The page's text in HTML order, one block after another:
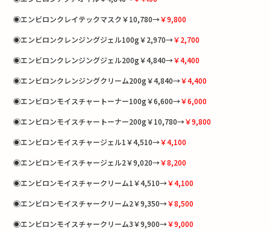
◉エンビロンクレイテックマスク￥10,780→￥9,800
◉エンビロンクレンジングジェル100g￥2,970→￥2,700
◉エンビロンクレンジングジェル200g￥4,840→￥4,400
◉エンビロンクレンジングクリーム200g￥4,840→￥4,400
◉エンビロンモイスチャートーナー100g￥6,600→￥6,000
◉エンビロンモイスチャートーナー200g￥10,780→￥9,800
◉エンビロンモイスチャージェル1￥4,510→￥4,100
◉エンビロンモイスチャージェル2￥9,020→￥8,200
◉エンビロンモイスチャークリーム1￥4,510→￥4,100
◉エンビロンモイスチャークリーム2￥9,350→￥8,500
◉エンビロンモイスチャークリーム3￥9,900→￥9,000